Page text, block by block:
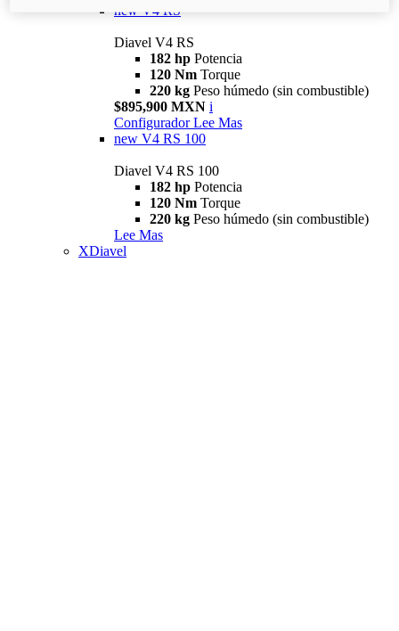
new V4 RS
Diavel V4 RS
182 hp Potencia
120 Nm Torque
220 kg Peso húmedo (sin combustible)
$895,900 MXN i
Configurador Lee Mas
new V4 RS 100
Diavel V4 RS 100
182 hp Potencia
120 Nm Torque
220 kg Peso húmedo (sin combustible)
Lee Mas
XDiavel